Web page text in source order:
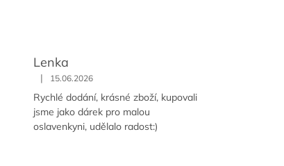
Lenka
| 15.06.2026
Rychlé dodání, krásné zboží, kupovali
jsme jako dárek pro malou
oslavenkyni, udělalo radost:)